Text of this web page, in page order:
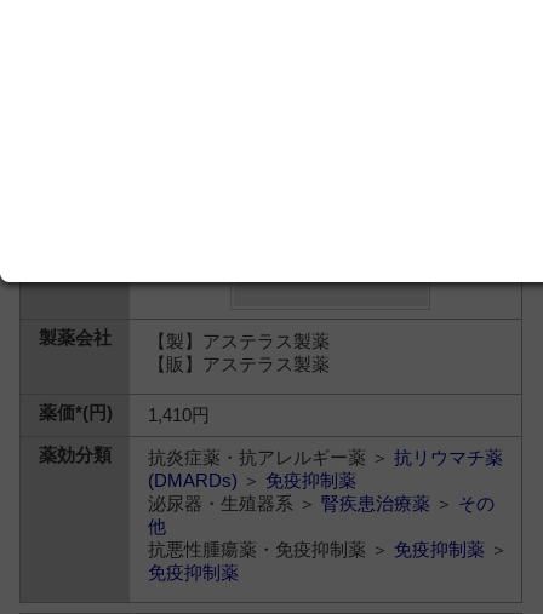
【製】アステラス製薬
【販】アステラス製薬
1,410円
抗炎症薬・抗アレルギー薬 ＞抗リウマチ薬
(DMARDs) ＞ 免疫抑制薬
泌尿器・生殖器系 ＞腎疾患治療薬 ＞ その
他
抗悪性腫瘍薬・免疫抑制薬 ＞ 免疫抑制薬 ＞
免疫抑制薬